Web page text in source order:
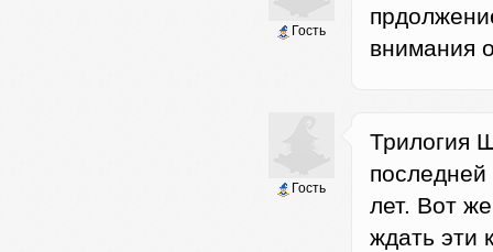
Гость
внимания
Гость
Трилогия
лет. Вот
ждать эти